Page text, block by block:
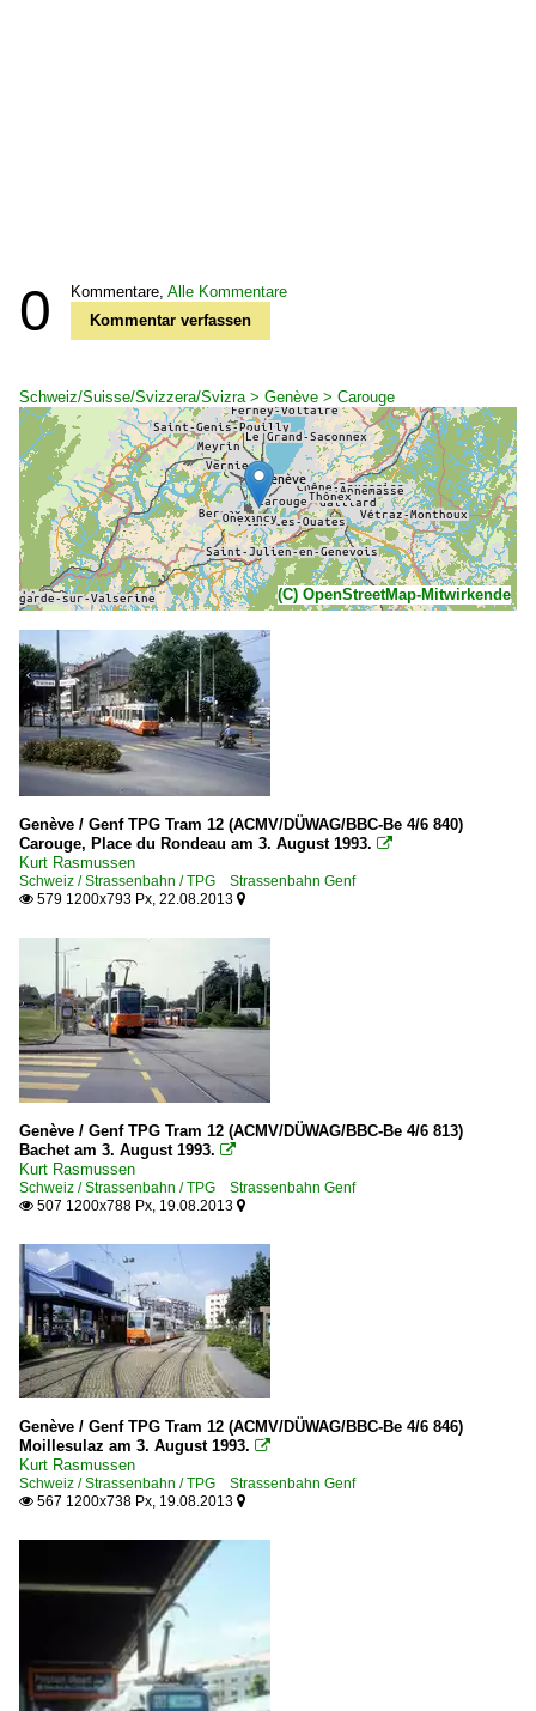
0 Kommentare, Alle Kommentare
Kommentar verfassen
Schweiz/Suisse/Svizzera/Svizra > Genève > Carouge
(C) OpenStreetMap-Mitwirkende
Genève / Genf TPG Tram 12 (ACMV/DÜWAG/BBC-Be 4/6 840)
Carouge, Place du Rondeau am 3. August 1993. 
Kurt Rasmussen
Schweiz / Strassenbahn / TPG Strassenbahn Genf
 579 1200x793 Px, 22.08.2013 
Genève / Genf TPG Tram 12 (ACMV/DÜWAG/BBC-Be 4/6 813)
Bachet am 3. August 1993. 
Kurt Rasmussen
Schweiz / Strassenbahn / TPG Strassenbahn Genf
 507 1200x788 Px, 19.08.2013 
Genève / Genf TPG Tram 12 (ACMV/DÜWAG/BBC-Be 4/6 846)
Moillesulaz am 3. August 1993. 
Kurt Rasmussen
Schweiz / Strassenbahn / TPG Strassenbahn Genf
 567 1200x738 Px, 19.08.2013 